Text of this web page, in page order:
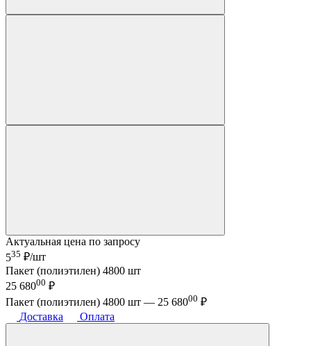
Актуальная цена по запросу
535 ₽/шт
Пакет (полиэтилен) 4800 шт
25 68000 ₽
Пакет (полиэтилен) 4800 шт — 25 68000 ₽
Доставка
Оплата